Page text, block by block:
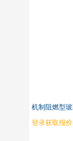
登录获取报价